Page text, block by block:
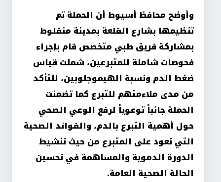
وأوضح محافظ أسيوط أن الحملة تم
تنظيمها بشارع القلعة بمدينة منفلوط
بمشاركة فريق طبي متخصص قام بإجراء
فحوصات شاملة للمتبرعين، شملت قياس
ضغط الدم ونسبة الهيموجلوبين، للتأكد
من مدى ملاءمتهم للتبرع كما تضمنت
الحملة جانباً توعوياً لرفع الوعي الصحي
حول أهمية التبرع بالدم، والفوائد الصحية
التي تعود على المتبرع من حيث تنشيط
الدورة الدموية والمساهمة في تحسين
الحالة الصحية العامة.